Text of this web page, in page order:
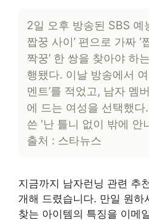
2일 오후 방송된 SBS 예
짭꿍 사이’ 편으로 가짜 ‘
짝꿍’ 한 쌍을 찾아야 하
행됐다. 이날 방송에서
멘트’를 적었고, 남자 멤
에 드는 여성을 선택했
쓴 ‘난 틀니 없이 밖에
출처 : 스타뉴스
지금까지 남자런닝 관련 추
개해 드렸습니다. 만일 원하
찾는 아이템의 특징을 이메